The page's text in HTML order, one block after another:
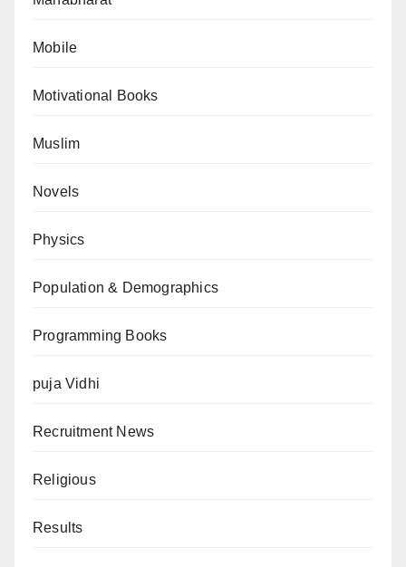
Mobile
Motivational Books
Muslim
Novels
Physics
Population & Demographics
Programming Books
puja Vidhi
Recruitment News
Religious
Results